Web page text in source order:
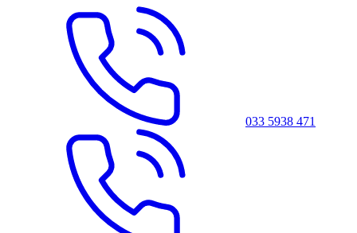
033 5938 471